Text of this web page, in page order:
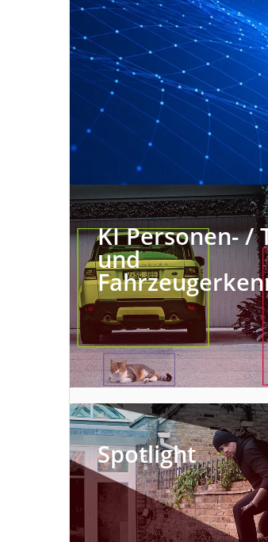
KI Personen- /
und
Spotlight